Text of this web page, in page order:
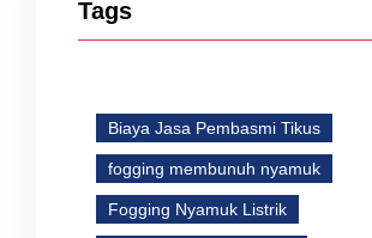
Tags
Biaya Jasa Pembasmi Tikus
fogging membunuh nyamuk
Fogging Nyamuk Listrik